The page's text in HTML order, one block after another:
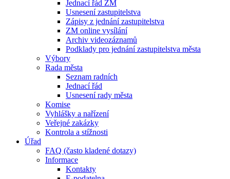
Jednací řád ZM
Usnesení zastupitelstva
Zápisy z jednání zastupitelstva
ZM online vysílání
Archiv videozáznamů
Podklady pro jednání zastupitelstva města
Výbory
Rada města
Seznam radních
Jednací řád
Usnesení rady města
Komise
Vyhlášky a nařízení
Veřejné zakázky
Kontrola a stížnosti
Úřad
FAQ (často kladené dotazy)
Informace
Kontakty